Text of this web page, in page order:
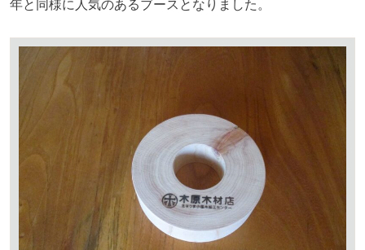
年と同様に人気のあるブースとなりました。